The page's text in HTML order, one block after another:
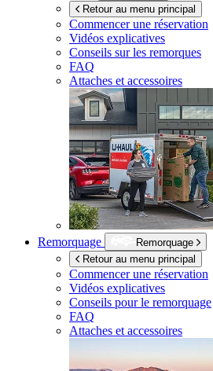
Retour au menu principal
Commencer une réservation
Vidéos explicatives
Conseils sur les remorques
FAQ
Attaches et accessoires
Remorquage
Remorquage
Retour au menu principal
Commencer une réservation
Vidéos explicatives
Conseils pour le remorquage
FAQ
Attaches et accessoires